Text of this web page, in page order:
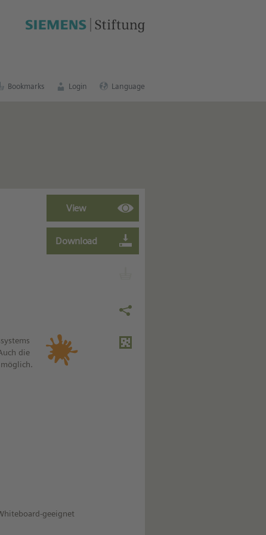
Bookmarks Login Language
die
geeignet